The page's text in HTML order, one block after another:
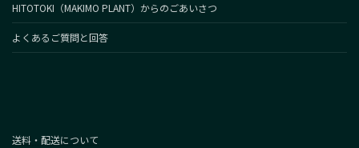
HITOTOKI（MAKIMO PLANT）からのごあいさつ
よくあるご質問と回答
送料・配送について